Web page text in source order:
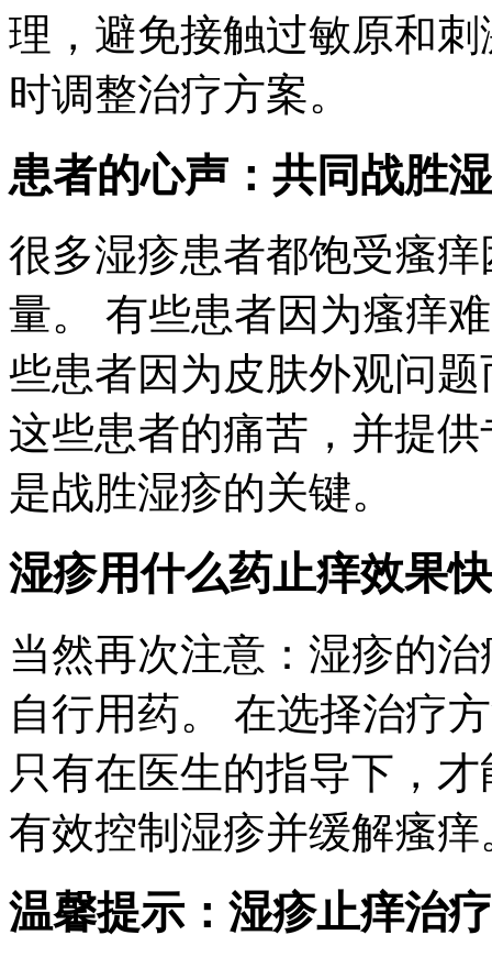
理，避免接触过敏原和
时调整治疗方案。
患者的心声：共同战胜
很多湿疹患者都饱受瘙
量。 有些患者因为瘙痒
些患者因为皮肤外观问
这些患者的痛苦，并提
是战胜湿疹的关键。
湿疹用什么药止痒效果
当然再次注意：湿疹的
自行用药。 在选择治疗
只有在医生的指导下，
有效控制湿疹并缓解瘙痒
温馨提示：湿疹止痒治疗